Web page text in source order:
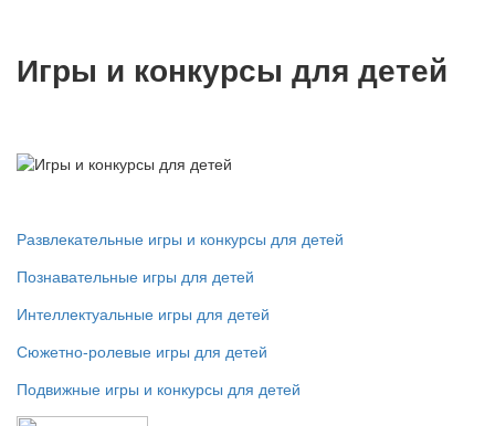
Игры и конкурсы для детей
Развлекательные игры и конкурсы для детей
Познавательные игры для детей
Интеллектуальные игры для детей
Сюжетно-ролевые игры для детей
Подвижные игры и конкурсы для детей